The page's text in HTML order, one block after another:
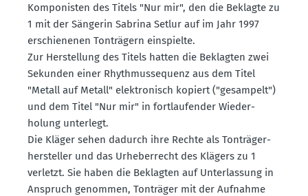
Kompo­nisten des Titels "Nur mir", den die Beklagte zu
1 mit der Sängerin Sabrina Setlur auf im Jahr 1997
erschie­nenen Tonträgern einspielte.
Zur Herstellung des Titels hatten die Beklagten zwei
Sekunden einer Rhyth­mus­se­quenz aus dem Titel
"Metall auf Metall" elektro­nisch kopiert ("gesampelt")
und dem Titel "Nur mir" in fortlau­fender Wieder­
holung unterlegt.
Die Kläger sehen dadurch ihre Rechte als Tonträ­ger­
her­steller und das Urheber­recht des Klägers zu 1
verletzt. Sie haben die Beklagten auf Unter­lassung in
Anspruch genommen, Tonträger mit der Aufnahme